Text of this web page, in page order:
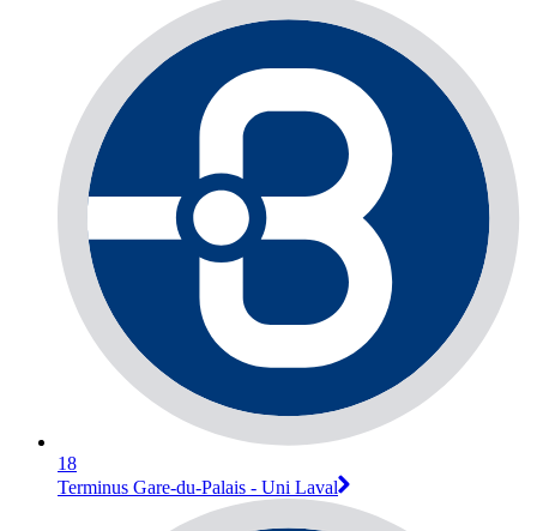
18
Terminus Gare-du-Palais - Uni Laval